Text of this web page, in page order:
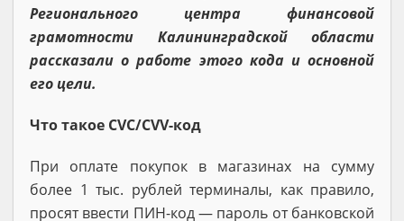
Регионального центра финансовой
грамотности Калининградской области
рассказали о работе этого кода и основной
его цели.
Что такое CVC/CVV-код
При оплате покупок в магазинах на сумму
более 1 тыс. рублей терминалы, как правило,
просят ввести ПИН-код — пароль от банковской